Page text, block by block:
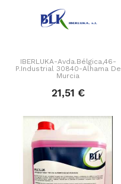
IBERLUKA-Avda.Bélgica,46-
P.Industrial 30840-Alhama De
Murcia
21,51 €